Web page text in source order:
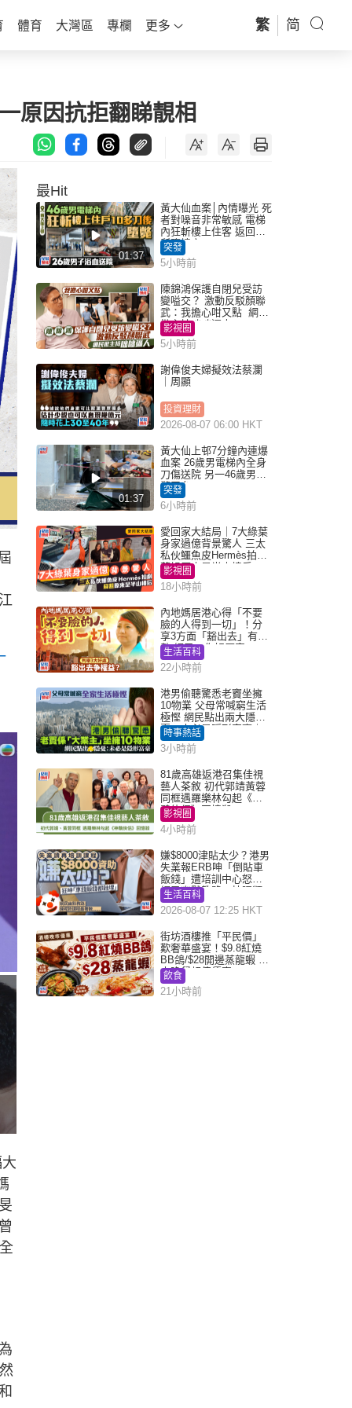
體育 大灣區 專欄 更多 繁 简
原因抗拒翻睇靚相
最Hit
01:37
黃大仙血案│內情曝光 死
者對噪音非常敏感 電梯
內狂斬樓上住客 返回住
所墮樓亡
突發
5小時前
陳錦鴻保護自閉兒受訪
變嗌交？ 激動反駁顏聯
武：我擔心咁又點 網民
批主持咄咄逼人
影視圈
5小時前
謝偉俊夫婦擬效法蔡瀾
｜周顯
投資理財
2026-08-07 06:00 HKT
01:37
黃大仙上邨7分鐘內連爆
血案 26歲男電梯內全身
刀傷送院 另一46歲男倒
斃平台
突發
6小時前
愛回家大結局｜7大綠葉
身家過億背景驚人 三太
私伙鱷魚皮Hermès拍劇
蘇姐原來是半山樓后
影視圈
18小時前
內地媽居港心得「不要
臉的人得到一切」！分
享3方面「豁出去」有著
數 網民：你好厲害
生活百科
22小時前
港男偷聽驚悉老竇坐擁
10物業 父母常喊窮生活
極慳 網民點出兩大隱
憂：未必是隱形富豪｜
Juicy叮
時事熱話
3小時前
81歲高雄返港召集佳視
藝人茶敘 初代郭靖黃蓉
同框遇羅樂林勾起《神
鵰俠侶》回憶殺
影視圈
4小時前
嫌$8000津貼太少？港男
失業報ERB呻「倒貼車
飯錢」遭培訓中心怒轟
網民幽默教路：揀呢類
課程唔會蝕...
生活百科
2026-08-07 12:25 HKT
街坊酒樓推「平民價」
歎奢華盛宴！$9.8紅燒
BB鴿/$28開邊蒸龍蝦 3
大晚餐超值優惠
飲食
21小時前